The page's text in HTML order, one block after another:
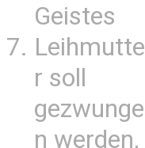
Geistes
Leihmutte
r soll
gezwunge
n werden,